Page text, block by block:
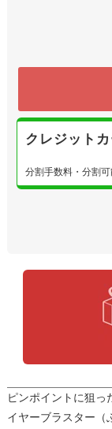
クレジット
分割手数料・分割
ピンポイントに狙っ
イヤーブラスター（